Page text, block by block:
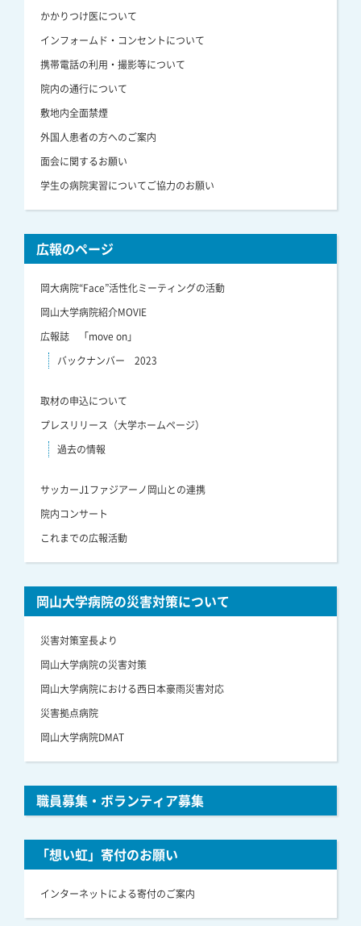
かかりつけ医について
インフォームド・コンセントについて
携帯電話の利用・撮影等について
院内の通行について
敷地内全面禁煙
外国人患者の方へのご案内
面会に関するお願い
学生の病院実習についてご協力のお願い
広報のページ
岡大病院“Face”活性化ミーティングの活動
岡山大学病院紹介MOVIE
広報誌 「move on」
バックナンバー 2023
取材の申込について
プレスリリース（大学ホームページ）
過去の情報
サッカーJ1ファジアーノ岡山との連携
院内コンサート
これまでの広報活動
岡山大学病院の災害対策について
災害対策室長より
岡山大学病院の災害対策
岡山大学病院における西日本豪雨災害対応
災害拠点病院
岡山大学病院DMAT
職員募集・ボランティア募集
「想い虹」寄付のお願い
インターネットによる寄付のご案内